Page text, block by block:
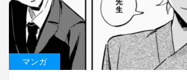
マンガ